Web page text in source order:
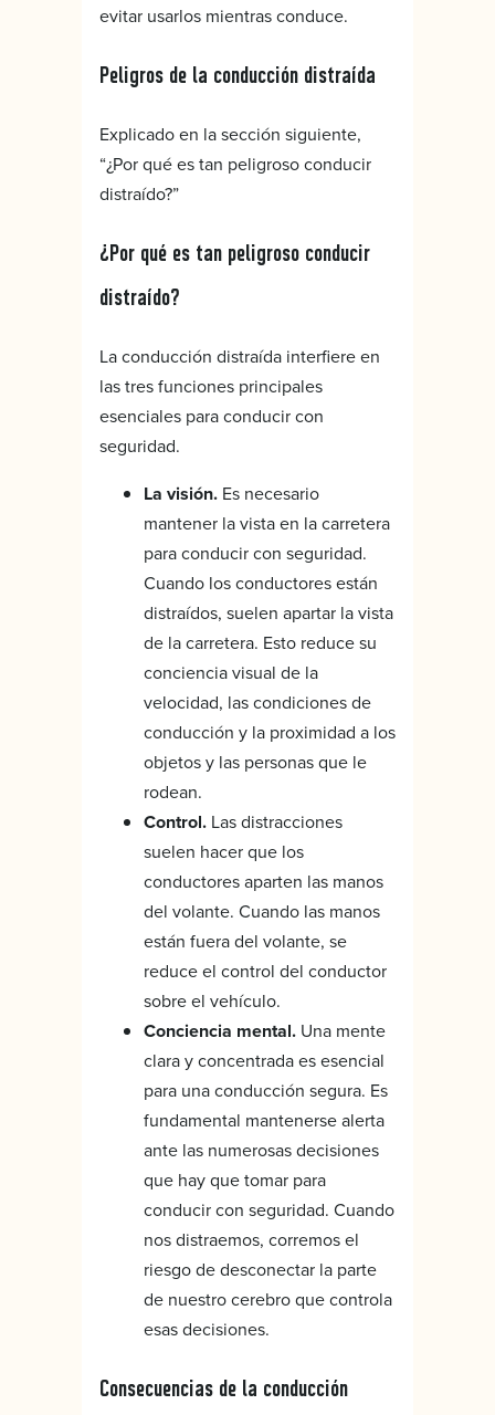
evitar usarlos mientras conduce.
Peligros de la conducción distraída
Explicado en la sección siguiente,
“¿Por qué es tan peligroso conducir
distraído?”
¿Por qué es tan peligroso conducir
distraído?
La conducción distraída interfiere en
las tres funciones principales
esenciales para conducir con
seguridad.
La visión. Es necesario
mantener la vista en la carretera
para conducir con seguridad.
Cuando los conductores están
distraídos, suelen apartar la vista
de la carretera. Esto reduce su
conciencia visual de la
velocidad, las condiciones de
conducción y la proximidad a los
objetos y las personas que le
rodean.
Control. Las distracciones
suelen hacer que los
conductores aparten las manos
del volante. Cuando las manos
están fuera del volante, se
reduce el control del conductor
sobre el vehículo.
Conciencia mental. Una mente
clara y concentrada es esencial
para una conducción segura. Es
fundamental mantenerse alerta
ante las numerosas decisiones
que hay que tomar para
conducir con seguridad. Cuando
nos distraemos, corremos el
riesgo de desconectar la parte
de nuestro cerebro que controla
esas decisiones.
Consecuencias de la conducción